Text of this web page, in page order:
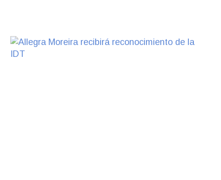
personas en situación de
discapacidad